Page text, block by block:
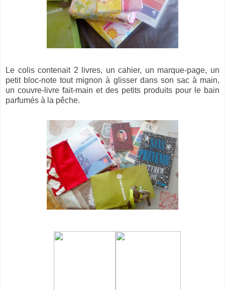
Le colis contenait 2 livres, un cahier, un marque-page, un
petit bloc-note tout mignon à glisser dans son sac à main,
un couvre-livre fait-main et des petits produits pour le bain
parfumés à la pêche.